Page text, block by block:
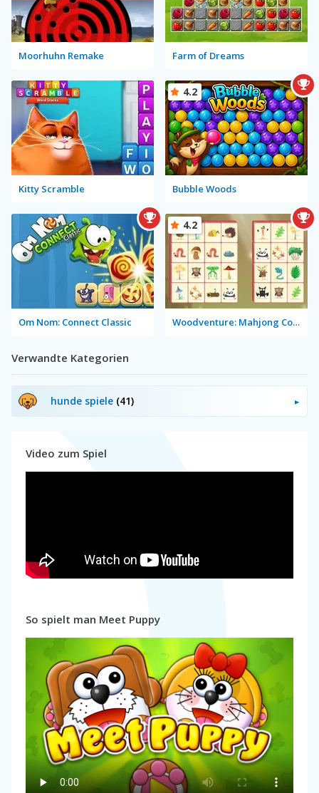
Moorhuhn Remake Farm of Dreams
Kitty Scramble Bubble Woods
4.2
Om Nom: Connect Classic Woodventure: Mahjong Connect
4.2
Verwandte Kategorien
hunde spiele (41)
Video zum Spiel
So spielt man Meet Puppy